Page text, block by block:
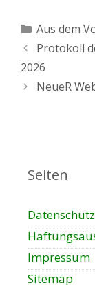
Kategorien
Aus dem
Protokoll
2026
NeueR
Seiten
Datenschutz
Impressum
Sitemap